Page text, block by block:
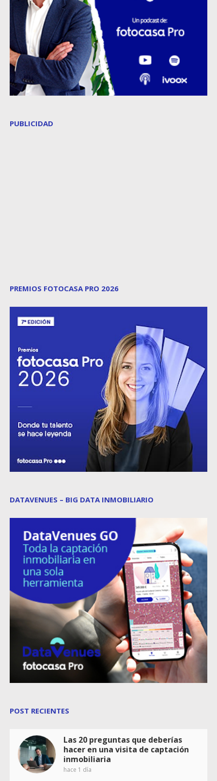
PUBLICIDAD
PREMIOS FOTOCASA PRO 2026
DATAVENUES – BIG DATA INMOBILIARIO
POST RECIENTES
Las 20 preguntas que deberías
hacer en una visita de captación
inmobiliaria
hace 1 día